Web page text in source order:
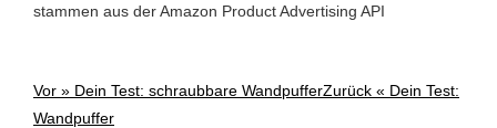
stammen aus der Amazon Product Advertising API
Post
Vor » Dein Test: schraubbare WandpufferZurück « Dein Test:
Wandpuffer